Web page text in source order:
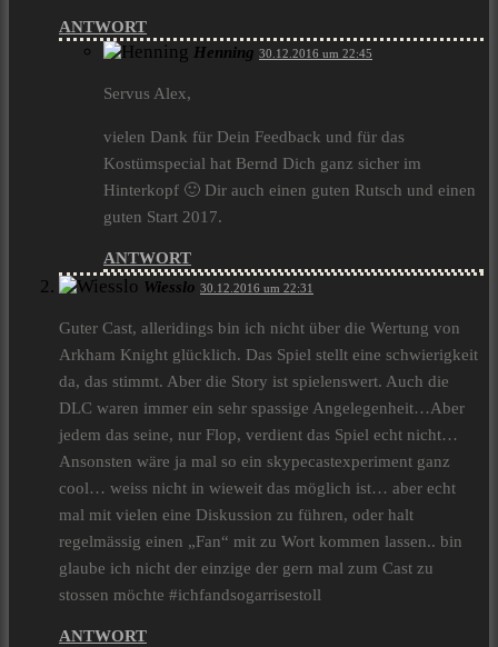
ANTWORT
Henning 30.12.2016 um 22:45
Servus Alex,
vielen Dank für Dein Feedback und für das
Kostümspecial hat Bernd Dich ganz sicher im
Hinterkopf 🙂 Dir auch einen guten Rutsch und einen
guten Start 2017.
ANTWORT
Wiesslo 30.12.2016 um 22:31
Guter Cast, alleridings bin ich nicht über die Wertung von
Arkham Knight glücklich. Das Spiel stellt eine schwierigkeit
da, das stimmt. Aber die Story ist spielenswert. Auch die
DLC waren immer ein sehr spassige Angelegenheit…Aber
jedem das seine, nur Flop, verdient das Spiel echt nicht…
Ansonsten wäre ja mal so ein skypecastexperiment ganz
cool… weiss nicht in wieweit das möglich ist… aber echt
mal mit vielen eine Diskussion zu führen, oder halt
regelmässig einen „Fan“ mit zu Wort kommen lassen.. bin
glaube ich nicht der einzige der gern mal zum Cast zu
stossen möchte #ichfandsogarrisestoll
ANTWORT